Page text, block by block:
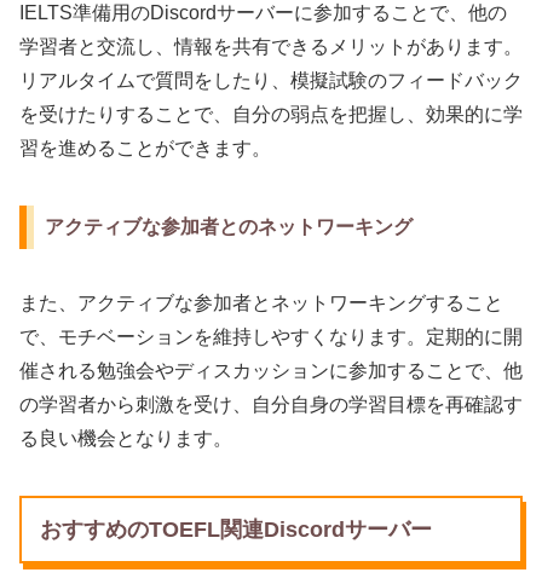
IELTS準備用のDiscordサーバーに参加することで、他の
学習者と交流し、情報を共有できるメリットがあります。
リアルタイムで質問をしたり、模擬試験のフィードバック
を受けたりすることで、自分の弱点を把握し、効果的に学
習を進めることができます。
アクティブな参加者とのネットワーキング
また、アクティブな参加者とネットワーキングすること
で、モチベーションを維持しやすくなります。定期的に開
催される勉強会やディスカッションに参加することで、他
の学習者から刺激を受け、自分自身の学習目標を再確認す
る良い機会となります。
おすすめのTOEFL関連Discordサーバー